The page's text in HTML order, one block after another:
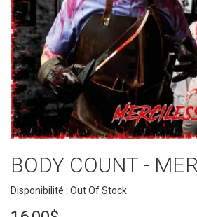
BODY COUNT -
Disponibilité : Out Of Stock